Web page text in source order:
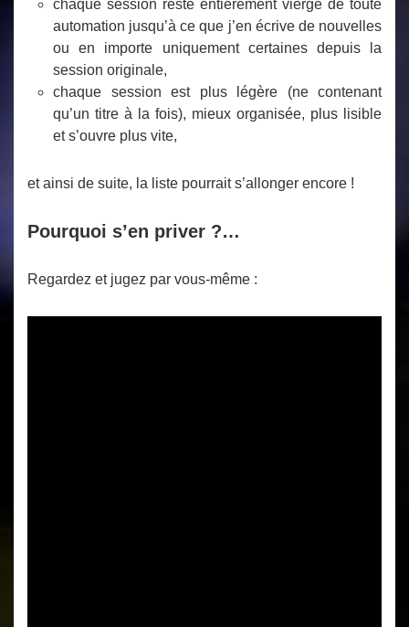
chaque session reste entièrement vierge de toute
automation jusqu’à ce que j’en écrive de nouvelles
ou en importe uniquement certaines depuis la
session originale,
chaque session est plus légère (ne contenant
qu’un titre à la fois), mieux organisée, plus lisible
et s’ouvre plus vite,
et ainsi de suite, la liste pourrait s’allonger encore !
Pourquoi s’en priver ?…
Regardez et jugez par vous-même :